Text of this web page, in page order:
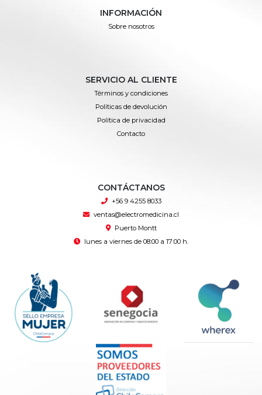
INFORMACIÓN
Sobre nosotros
SERVICIO AL CLIENTE
Términos y condiciones
Políticas de devolución
Política de privacidad
Contacto
CONTÁCTANOS
+56 9 4255 8033
ventas@electromedicina.cl
Puerto Montt
lunes a viernes de 08:00 a 17:00 h.